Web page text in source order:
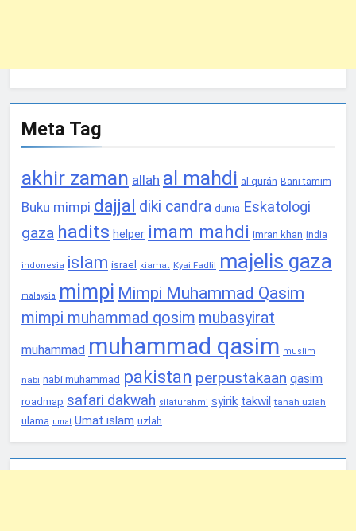
Meta Tag
akhir zaman allah al mahdi al qurán Bani tamim
Buku mimpi dajjal diki candra dunia Eskatologi
gaza hadits helper imam mahdi imran khan india
indonesia islam israel kiamat Kyai Fadlil majelis gaza
malaysia mimpi Mimpi Muhammad Qasim
mimpi muhammad qosim mubasyirat
muhammad muhammad qasim muslim
nabi nabi muhammad pakistan perpustakaan qasim
roadmap safari dakwah silaturahmi syirik takwil tanah uzlah
ulama umat Umat islam uzlah